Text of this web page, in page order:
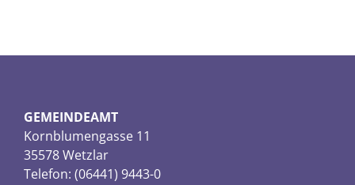
GEMEINDEAMT
Kornblumengasse 11
35578 Wetzlar
Telefon: (06441) 9443-0